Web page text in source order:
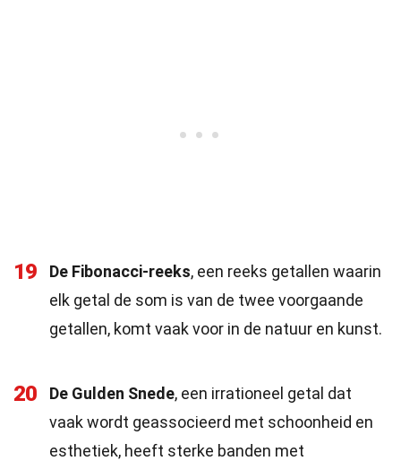
19 De Fibonacci-reeks, een reeks getallen waarin
elk getal de som is van de twee voorgaande
getallen, komt vaak voor in de natuur en kunst.
20 De Gulden Snede, een irrationeel getal dat
vaak wordt geassocieerd met schoonheid en
esthetiek, heeft sterke banden met